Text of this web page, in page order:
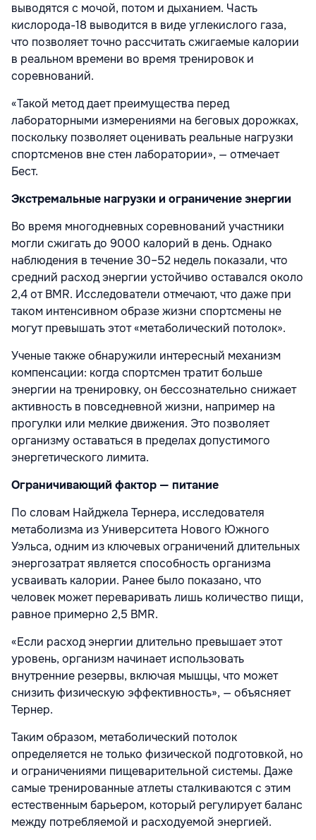
выводятся с мочой, потом и дыханием. Часть
кислорода-18 выводится в виде углекислого газа,
что позволяет точно рассчитать сжигаемые калории
в реальном времени во время тренировок и
соревнований.
«Такой метод дает преимущества перед
лабораторными измерениями на беговых дорожках,
поскольку позволяет оценивать реальные нагрузки
спортсменов вне стен лаборатории», — отмечает
Бест.
Экстремальные нагрузки и ограничение энергии
Во время многодневных соревнований участники
могли сжигать до 9000 калорий в день. Однако
наблюдения в течение 30–52 недель показали, что
средний расход энергии устойчиво оставался около
2,4 от BMR. Исследователи отмечают, что даже при
таком интенсивном образе жизни спортсмены не
могут превышать этот «метаболический потолок».
Ученые также обнаружили интересный механизм
компенсации: когда спортсмен тратит больше
энергии на тренировку, он бессознательно снижает
активность в повседневной жизни, например на
прогулки или мелкие движения. Это позволяет
организму оставаться в пределах допустимого
энергетического лимита.
Ограничивающий фактор — питание
По словам Найджела Тернера, исследователя
метаболизма из Университета Нового Южного
Уэльса, одним из ключевых ограничений длительных
энергозатрат является способность организма
усваивать калории. Ранее было показано, что
человек может переваривать лишь количество пищи,
равное примерно 2,5 BMR.
«Если расход энергии длительно превышает этот
уровень, организм начинает использовать
внутренние резервы, включая мышцы, что может
снизить физическую эффективность», — объясняет
Тернер.
Таким образом, метаболический потолок
определяется не только физической подготовкой, но
и ограничениями пищеварительной системы. Даже
самые тренированные атлеты сталкиваются с этим
естественным барьером, который регулирует баланс
между потребляемой и расходуемой энергией.